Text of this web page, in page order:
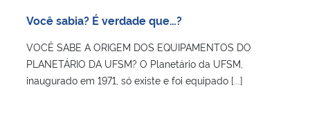
Ministério da Saúde
Ministério de Minas e Energia
Você sabia? É verdade que…?
VOCÊ SABE A ORIGEM DOS EQUIPAMENTOS DO
PLANETÁRIO DA UFSM? O Planetário da UFSM,
inaugurado em 1971, só existe e foi equipado [...]